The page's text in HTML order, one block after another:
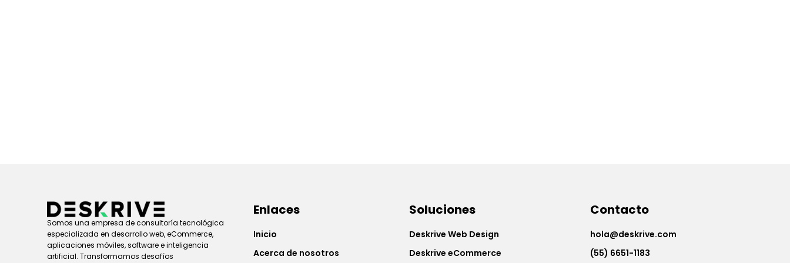
Somos una empresa de consultoría tecnológica
especializada en desarrollo web, eCommerce,
aplicaciones móviles, software e inteligencia
artificial. Transformamos desafíos
Enlaces
Inicio
Acerca de nosotros
Soluciones
Deskrive Web Design
Deskrive eCommerce
Contacto
hola@deskrive.com
(55) 6651-1183